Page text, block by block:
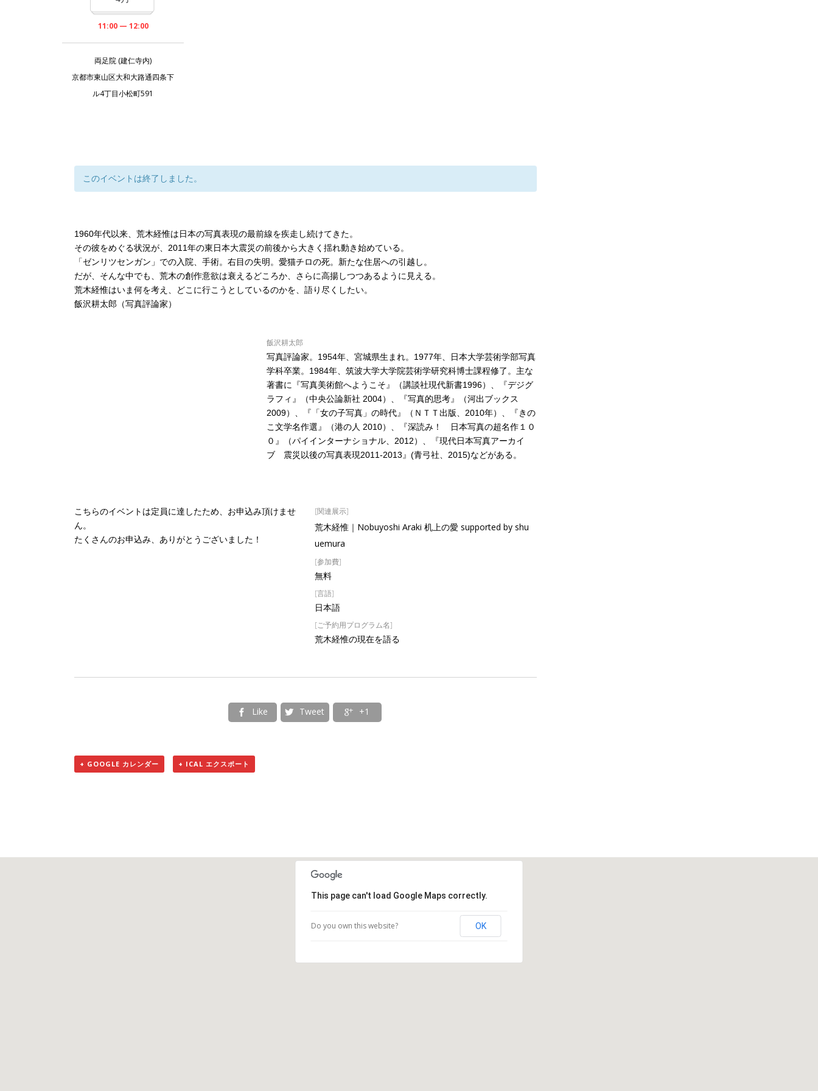
11:00 — 12:00
両足院 (建仁寺内)
京都市東山区大和大路通四条下
ル4丁目小松町591
このイベントは終了しました。
1960年代以来、荒木経惟は日本の写真表現の最前線を疾走し続けてきた。
その彼をめぐる状況が、2011年の東日本大震災の前後から大きく揺れ動き始めている。
「ゼンリツセンガン」での入院、手術。右目の失明。愛猫チロの死。新たな住居への引越し。
だが、そんな中でも、荒木の創作意欲は衰えるどころか、さらに高揚しつつあるように見える。
荒木経惟はいま何を考え、どこに行こうとしているのかを、語り尽くしたい。
飯沢耕太郎（写真評論家）
飯沢耕太郎
写真評論家。1954年、宮城県生まれ。1977年、日本大学芸術学部写真
学科卒業。1984年、筑波大学大学院芸術学研究科博士課程修了。主な
著書に『写真美術館へようこそ』（講談社現代新書1996）、『デジグ
ラフィ』（中央公論新社 2004）、『写真的思考』（河出ブックス
2009）、『「女の子写真」の時代』（ＮＴＴ出版、2010年）、『きの
こ文学名作選』（港の人 2010）、『深読み！ 日本写真の超名作１０
０』（パイインターナショナル、2012）、『現代日本写真アーカイ
ブ 震災以後の写真表現2011-2013』(青弓社、2015)などがある。
こちらのイベントは定員に達したため、お申込み頂けませ
ん。
たくさんのお申込み、ありがとうございました！
[関連展示]
荒木経惟｜Nobuyoshi Araki 机上の愛 supported by shu
uemura
[参加費]
無料
[言語]
日本語
[ご予約用プログラム名]
荒木経惟の現在を語る
 Like  Tweet  +1
+ GOOGLE カレンダー + ICAL エクスポート
This page can't load Google Maps correctly.
Do you own this website? OK